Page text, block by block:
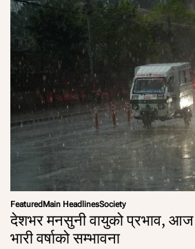
Featured Main HeadlinesSociety
देशभर मनसुनी वायुको प्रभाव, आज
भारी वर्षाको सम्भावना